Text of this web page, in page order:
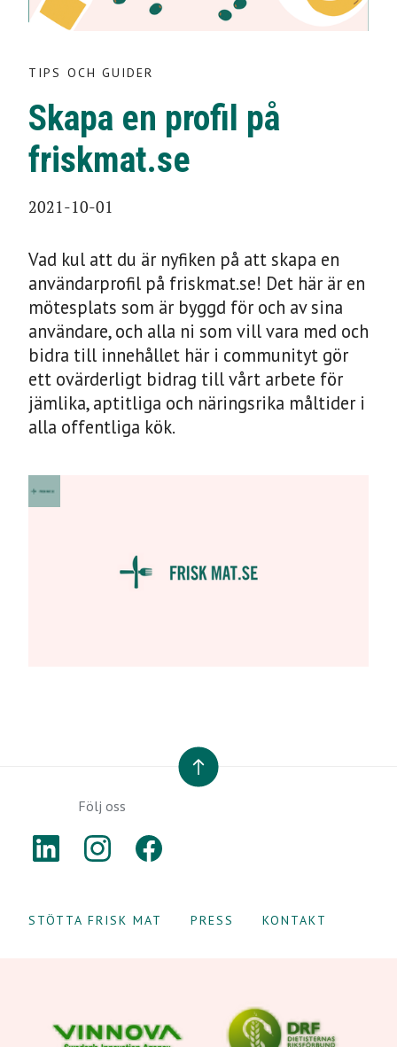
Skapa en profil på
friskmat.se
TIPS OCH GUIDER
Skapa en profil på
friskmat.se
2021-10-01
Vad kul att du är nyfiken på att skapa en
användarprofil på friskmat.se! Det här är en
mötesplats som är byggd för och av sina
användare, och alla ni som vill vara med och
bidra till innehållet här i communityt gör
ett ovärderligt bidrag till vårt arbete för
jämlika, aptitliga och näringsrika måltider i
alla offentliga kök.
Skapa en
profil på
TILL TOPPEN
Följ oss
LINKEDININSTAGRAM
STÖTTA FRISK MAT PRESS KONTAKT